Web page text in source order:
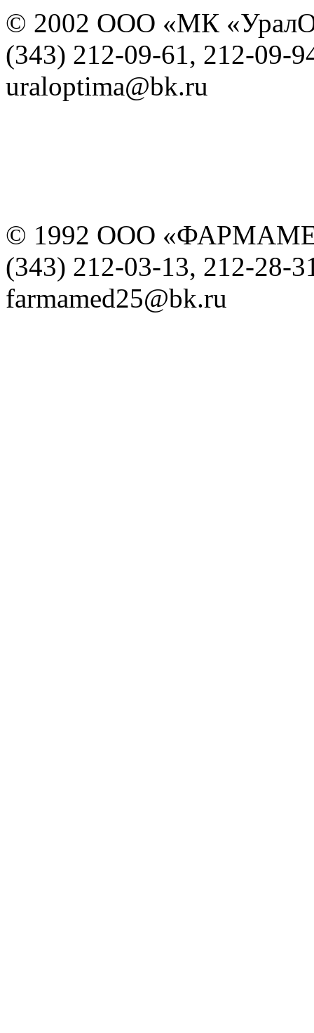
© 2002 ООО «МК
(343) 212-09-61, 212-09-
uraloptima@bk.ru
© 1992 ООО
(343) 212-03-13, 212-28-
farmamed25@bk.ru